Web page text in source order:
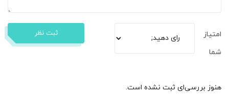
امتیاز
شما
ثبت نظر
هنوز بررسی‌ای ثبت نشده است.